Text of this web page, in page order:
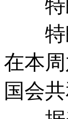
特朗
特朗
在本
国会